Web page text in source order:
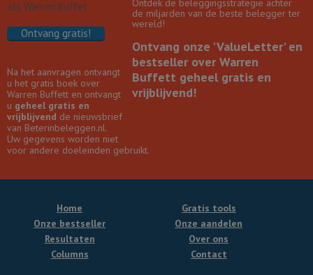
Ontdek de beleggingsstrategie achter
de miljarden van de beste belegger ter
wereld!
Ontvang onze 'ValueLetter' en
bestseller over Warren
Buffett geheel gratis en
vrijblijvend!
Ontvang gratis!
Na het aanvragen ontvangt
u het gratis boek over
Warren Buffett en ontvangt
u geheel gratis en
vrijblijvend de nieuwsbrief
van Beterinbeleggen.nl.
Uw gegevens worden niet
voor andere doeleinden gebruikt.
Home
Onze bestseller
Gratis tools
Onze aandelen
Resultaten
Columns
Over ons
Contact